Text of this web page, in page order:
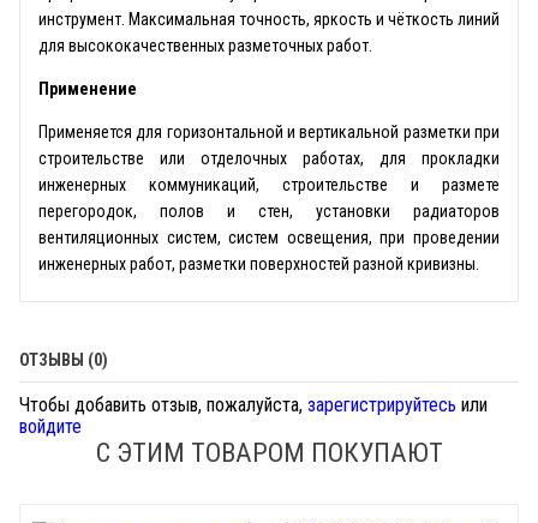
инструмент. Максимальная точность, яркость и чёткость линий
для высококачественных разметочных работ.
Применение
Применяется для горизонтальной и вертикальной разметки при
строительстве или отделочных работах, для прокладки
инженерных коммуникаций, строительстве и размете
перегородок, полов и стен, установки радиаторов
вентиляционных систем, систем освещения, при проведении
инженерных работ, разметки поверхностей разной кривизны.
ОТЗЫВЫ (0)
Чтобы добавить отзыв, пожалуйста, зарегистрируйтесь или
войдите
С ЭТИМ ТОВАРОМ ПОКУПАЮТ